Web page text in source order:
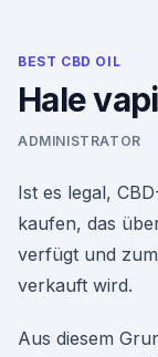
BEST CBD OIL
Hale
ADMINISTRATOR
Ist es legal,
kaufen, das
verfügt und
verkauft wird.
Aus diesem